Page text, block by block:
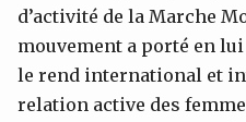
d’activité de la Marche
mouvement a porté en
le rend international et
relation active des